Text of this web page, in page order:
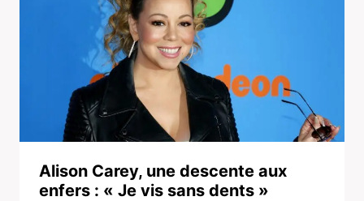
Alison Carey, une descente aux
enfers : « Je vis sans dents »